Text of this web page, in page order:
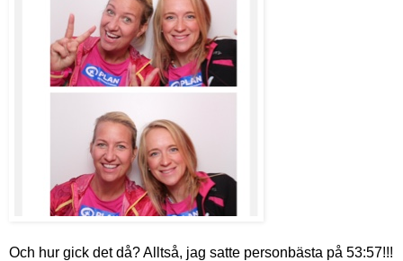
Och hur gick det då? Alltså, jag satte personbästa på 53:57!!!